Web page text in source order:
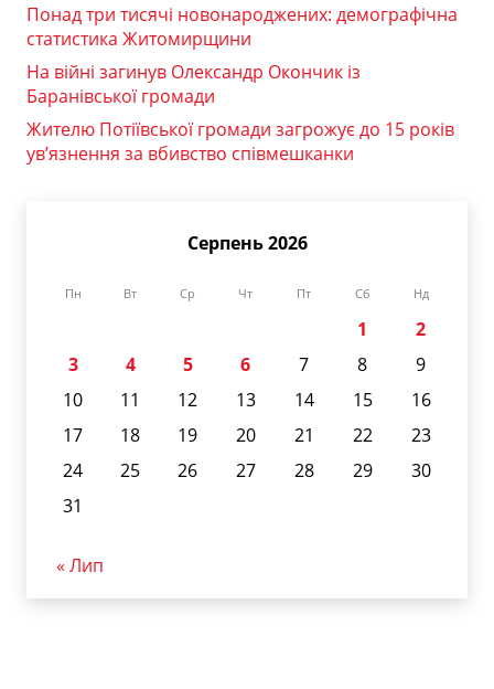
Понад три тисячі новонароджених: демографічна
статистика Житомирщини
На війні загинув Олександр Окончик із
Баранівської громади
Жителю Потіївської громади загрожує до 15 років
ув’язнення за вбивство співмешканки
Серпень 2026
Пн Вт Ср Чт Пт Сб Нд
1
2
3
4 5 6 7 8
9
10
11 12 13 14 15
16
17
18 19 20 21 22
23
24
25 26 27 28 29
30
31
« Лип